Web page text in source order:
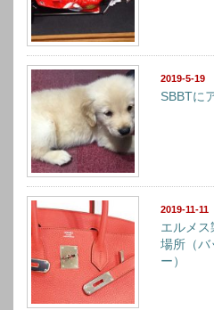
2019-5-19
SBBTに
2019-11-11
エルメ
場所（バ
ー）